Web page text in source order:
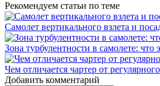
Рекомендуем статьи по теме
Самолет вертикального взлета и
Зона турбулентности в самолете: что
Чем отличается чартер от
Добавить комментарий